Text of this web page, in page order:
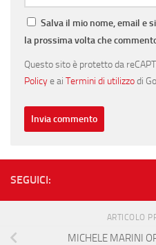
Salva il mio nome, email e
la prossima volta che
Questo sito è protetto da
Policye ai Termini di utilizzodi
SEGUICI:
ARTICOLO
MICHELE MARINI